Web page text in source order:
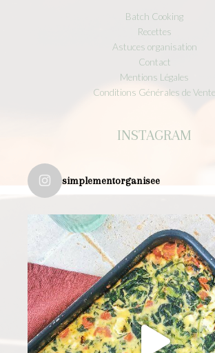
Batch Cooking
Recettes
Astuces organisation
Contact
Mentions Légales
Conditions Générales de Vente
INSTAGRAM
simplementorganisee